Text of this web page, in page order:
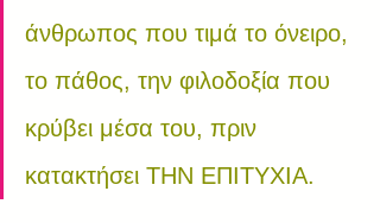
άνθρωπος που τιμά το όνειρο,
το πάθος, την φιλοδοξία που
κρύβει μέσα του, πριν
κατακτήσει ΤΗΝ ΕΠΙΤΥΧΙΑ.